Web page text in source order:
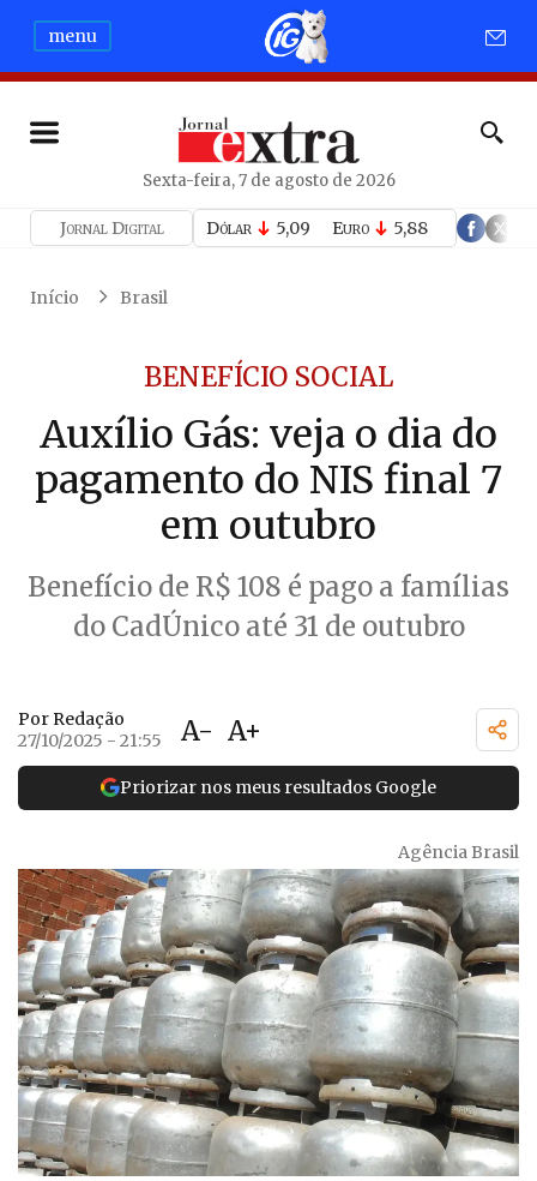
menu
Sexta-feira, 7 de agosto de 2026
Jornal Digital Dólar 5,09 Euro 5,88
Início Brasil
BENEFÍCIO SOCIAL
Auxílio Gás: veja o dia do
pagamento do NIS final 7
em outubro
Benefício de R$ 108 é pago a famílias
do CadÚnico até 31 de outubro
Por Redação
27/10/2025 - 21:55
A- A+
Priorizar nos meus resultados Google
Agência Brasil